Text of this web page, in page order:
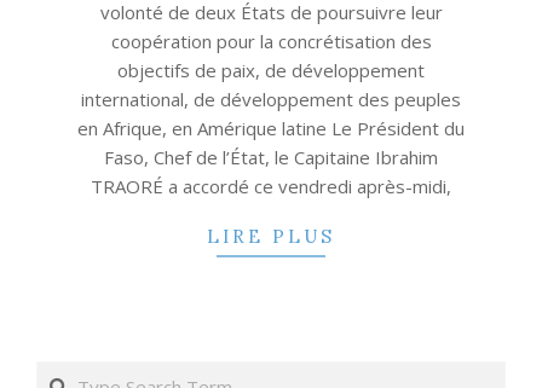
volonté de deux États de poursuivre leur
coopération pour la concrétisation des
objectifs de paix, de développement
international, de développement des peuples
en Afrique, en Amérique latine Le Président du
Faso, Chef de l’État, le Capitaine Ibrahim
TRAORÉ a accordé ce vendredi après-midi,
LIRE PLUS
Search